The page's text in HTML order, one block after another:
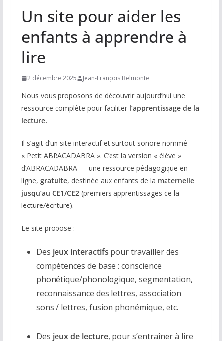
Un site pour aider les
enfants à apprendre à
lire
2 décembre 2025 Jean-François Belmonte
Nous vous proposons de découvrir aujourd’hui une
ressource complète pour faciliter l’apprentissage de la
lecture.
Il s’agit d’un site interactif et surtout sonore nommé
« Petit ABRACADABRA ». C’est la version « élève »
d’ABRACADABRA — une ressource pédagogique en
ligne, gratuite, destinée aux enfants de la maternelle
jusqu’au CE1/CE2(premiers apprentissages de la
lecture/écriture).
Le site propose :
Des jeux interactifs pour travailler des
compétences de base : conscience
phonétique/phonologique, segmentation,
reconnaissance des lettres, association
sons / lettres, fusion phonémique, etc.
Des jeux de lecture, pour s’entraîner à lire